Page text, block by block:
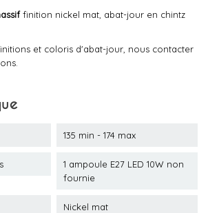
finition nickel mat, abat-jour en chintz
et coloris d'abat-jour, nous contacter
135 min - 174 max
1 ampoule E27 LED 10W non
fournie
Nickel mat